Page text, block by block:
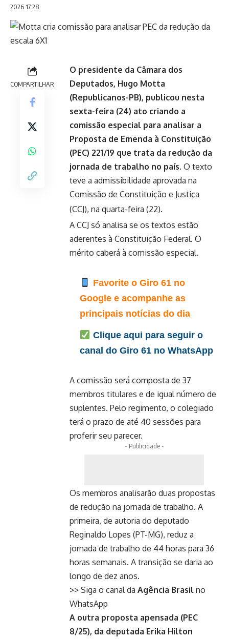
2026 17:28
COMPARTILHAR
O presidente da Câmara dos
Deputados, Hugo Motta
(Republicanos-PB), publicou nesta
sexta-feira (24) ato criando a
comissão especial para analisar a
Proposta de Emenda à Constituição
(PEC) 221/19 que trata da redução da
jornada de trabalho no país. O texto
teve a admissibilidade aprovada na
Comissão de Constituição e Justiça
(CCJ), na quarta-feira (22).
A CCJ só analisa se os textos estão
aderentes à Constituição Federal. O
mérito caberá à comissão especial.
Favorite o Giro 61 no
Google e acompanhe as
principais notícias do dia
Clique aqui para seguir o
canal do Giro 61 no WhatsApp
A comissão será composta de 37
membros titulares e de igual número de
suplentes. Pelo regimento, o colegiado
terá o prazo de até 40 sessões para
proferir seu parecer.
- Publicidade -
Os membros analisarão duas propostas
de redução na jornada de trabalho. A
primeira, de autoria do deputado
Reginaldo Lopes (PT-MG), reduz a
jornada de trabalho de 44 horas para 36
horas semanais. A transição se daria ao
longo de dez anos.
>> Siga o canal da Agência Brasil no
WhatsApp
A outra proposta apensada (PEC
8/25), da deputada Erika Hilton